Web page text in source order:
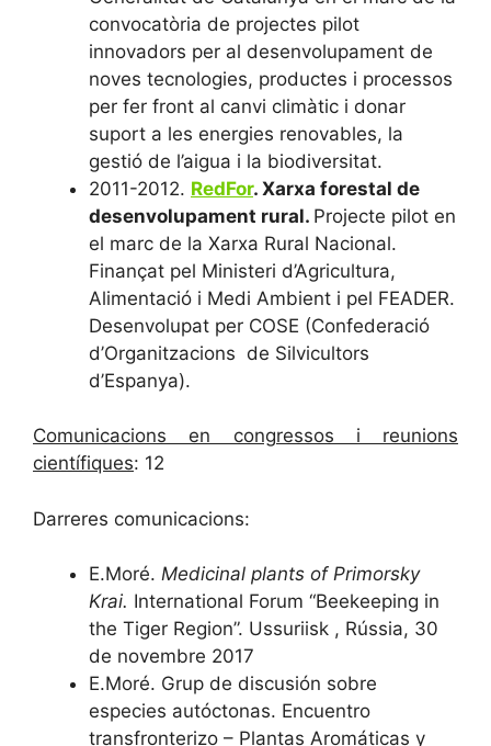
convocatòria de projectes pilot
innovadors per al desenvolupament de
noves tecnologies, productes i processos
per fer front al canvi climàtic i donar
suport a les energies renovables, la
gestió de l’aigua i la biodiversitat.
2011-2012. RedFor. Xarxa forestal de
desenvolupament rural. Projecte pilot en
el marc de la Xarxa Rural Nacional.
Finançat pel Ministeri d’Agricultura,
Alimentació i Medi Ambient i pel FEADER.
Desenvolupat per COSE (Confederació
d’Organitzacions de Silvicultors
d’Espanya).
Comunicacions en congressos i reunions
científiques: 12
Darreres comunicacions:
E.Moré. Medicinal plants of Primorsky
Krai. International Forum “Beekeeping in
the Tiger Region”. Ussuriisk , Rússia, 30
de novembre 2017
E.Moré. Grup de discusión sobre
especies autóctonas. Encuentro
transfronterizo – Plantas Aromáticas y